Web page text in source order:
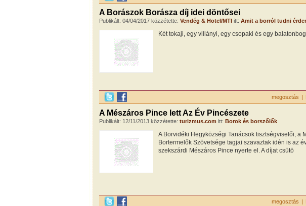
A Borászok Borásza díj idei döntősei
Publikált: 04/04/2017 közzétette: Vendég & Hotel/MTIitt: Amit a borról tudni
Két tokaji, egy villányi, egy csopaki és egy
megosztás |
A Mészáros Pince lett Az Év Pincészete
Publikált: 12/11/2013 közzétette: turizmus.com itt: Borok és borszőlők
A Borvidéki Hegyközségi Tanácsok tisztségviselői, a
Bortermelők Szövetsége tagjai szavaztak idén is az
szekszárdi Mészáros Pince nyerte el. A díjat csütö
megosztás |